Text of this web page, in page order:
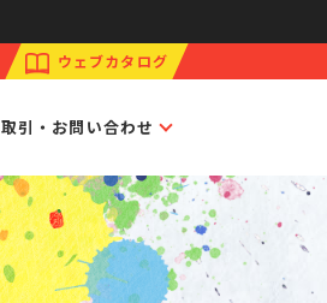
取引・お問い合わせ
ウェブカタログ